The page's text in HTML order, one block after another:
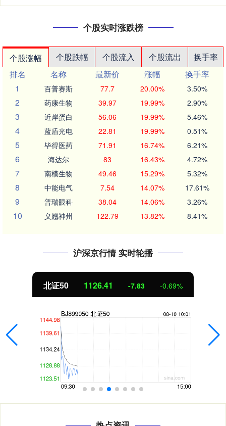
个股实时涨跌榜
个股涨幅 个股跌幅 个股流入 个股流出
换手率
排名
名称 最新价 涨幅
换手率
1
百普赛斯 77.7 20.00% 3.50%
2 药康生物 39.97 19.99% 2.90%
3 近岸蛋白 56.06 19.99% 5.46%
4 蓝盾光电 22.81 19.99% 0.51%
5 毕得医药 71.91 16.74% 6.21%
6 海达尔 83 16.43% 4.72%
7 南模生物 49.46 15.29% 5.32%
8 中能电气 7.54 14.07% 17.61%
9 普瑞眼科 38.04 14.06% 3.26%
10 义翘神州 122.79 13.82% 8.41%
沪深京行情 实时轮播
北证50 1126.41 -7.83 -0.69%